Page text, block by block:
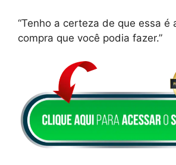
“Tenho a certeza de que essa é
compra que você podia fazer.”